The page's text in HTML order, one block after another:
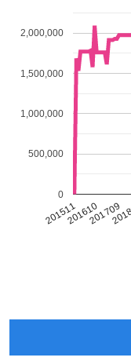
201511201610201709
0
500,000
1,000,000
1,500,000
2,000,000